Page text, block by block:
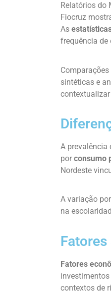
Relatórios do
Fiocruz
As
frequência de
sintéticas e
A prevalência
por consumo
Nordeste
A variação por
na
Fatores
contextos de